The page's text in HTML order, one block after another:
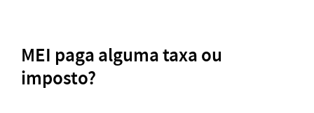
MEI paga alguma taxa ou
imposto?